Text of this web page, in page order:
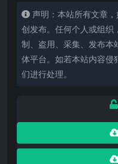
声明：本站所有文章
创发布。任何个人或组织
制、盗用、采集、发布本
体平台。如若本站内容侵
们进行处理。